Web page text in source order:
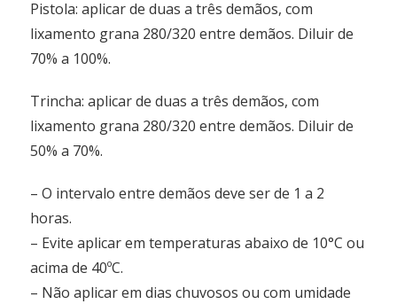
Pistola: aplicar de duas a três demãos, com
lixamento grana 280/320 entre demãos. Diluir de
70% a 100%.
Trincha: aplicar de duas a três demãos, com
lixamento grana 280/320 entre demãos. Diluir de
50% a 70%.
– O intervalo entre demãos deve ser de 1 a 2
horas.
– Evite aplicar em temperaturas abaixo de 10°C ou
acima de 40ºC.
– Não aplicar em dias chuvosos ou com umidade